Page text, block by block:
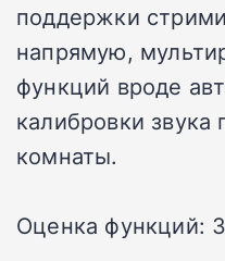
поддержки
напрямую,
функций вроде
калибровки
комнаты.
Оценка функций: